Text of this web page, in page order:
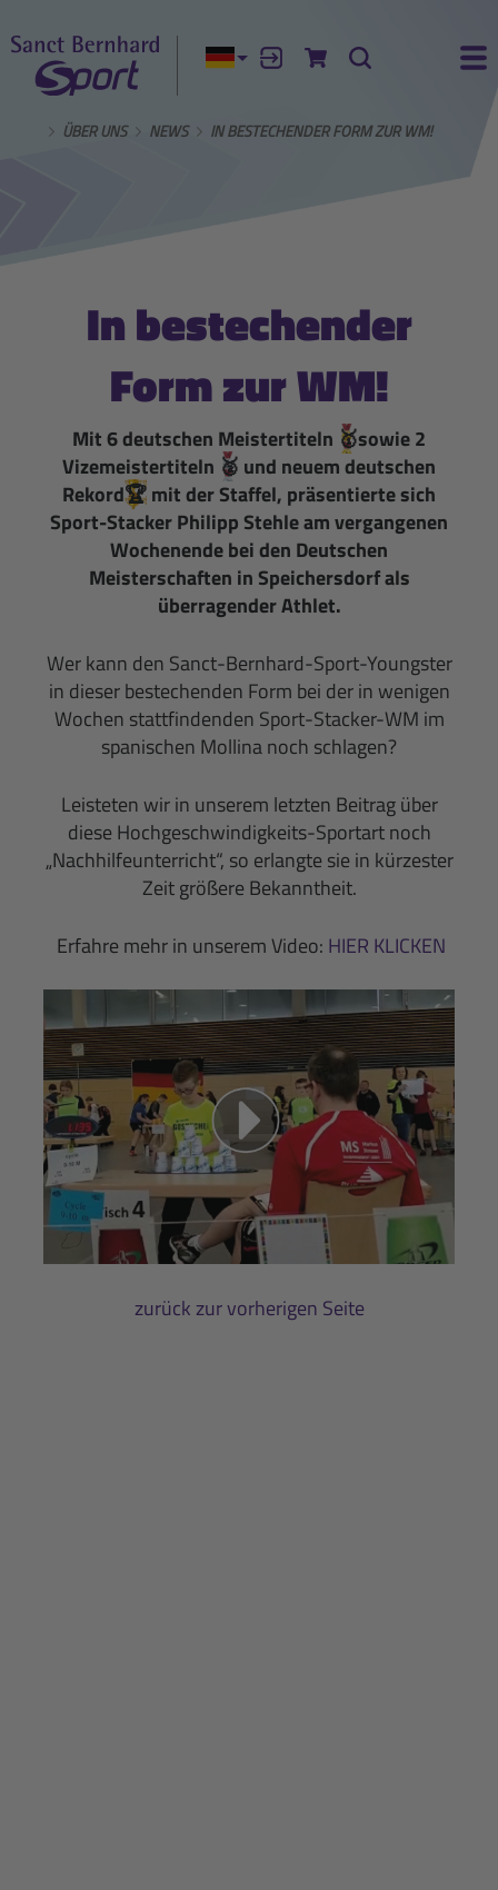
Aktuelle Sprache:
AnmeldenZum Warenkorb
Suche
ÜBER UNS NEWS IN BESTECHENDER FORM ZUR WM!
In bestechender
Form zur WM!
Mit 6 deutschen Meistertiteln 🥇sowie 2
Vizemeistertiteln 🥈 und neuem deutschen
Rekord🏆mit der Staffel, präsentierte sich
Sport-Stacker Philipp Stehle am vergangenen
Wochenende bei den Deutschen
Meisterschaften in Speichersdorf als
überragender Athlet.
Wer kann den Sanct-Bernhard-Sport-Youngster
in dieser bestechenden Form bei der in wenigen
Wochen stattfindenden Sport-Stacker-WM im
spanischen Mollina noch schlagen?
Leisteten wir in unserem letzten Beitrag über
diese Hochgeschwindigkeits-Sportart noch
„Nachhilfeunterricht“, so erlangte sie in kürzester
Zeit größere Bekanntheit.
Erfahre mehr in unserem Video: HIER KLICKEN
zurück zur vorherigen Seite